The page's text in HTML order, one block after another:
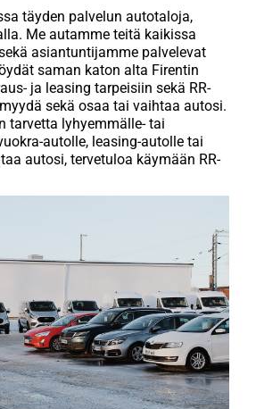
täyden palvelun autotaloja,
Me autamme teitä kaikissa
asiantuntijamme palvelevat
saman katon alta Firentin
ja leasing tarpeisiin sekä RR-
sekä osaa tai vaihtaa autosi.
tarvetta lyhyemmälle- tai
autolle, leasing-autolle tai
autosi, tervetuloa käymään RR-